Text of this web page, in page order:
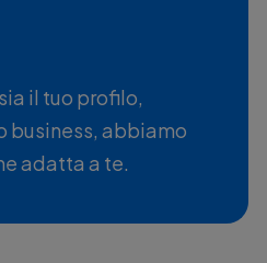
il tuo profilo,
business, abbiamo
adatta a te.